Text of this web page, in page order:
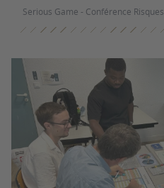
Serious Game - Conférence Risques